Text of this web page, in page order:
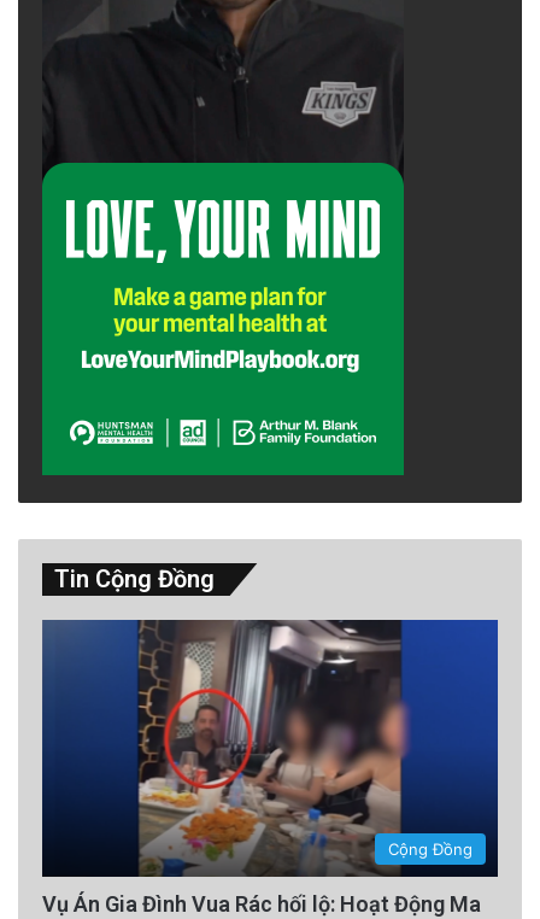
Tin Cộng Đồng
Cộng Đồng
Vụ Án Gia Đình Vua Rác hối lộ: Hoạt Động Ma